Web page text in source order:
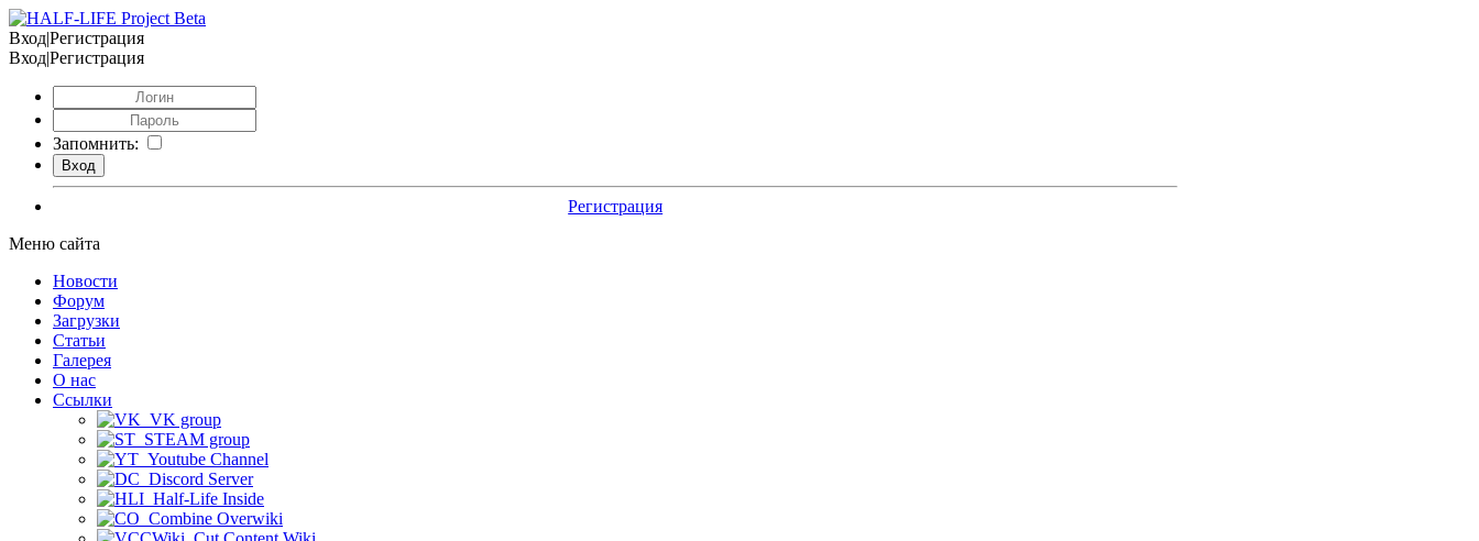
Вход|Регистрация
Вход|Регистрация
Запомнить:
Регистрация
Меню сайта
Новости
Форум
Загрузки
Статьи
Галерея
О нас
Ссылки
VK group
STEAM group
Youtube Channel
Discord Server
Half-Life Inside
Combine Overwiki